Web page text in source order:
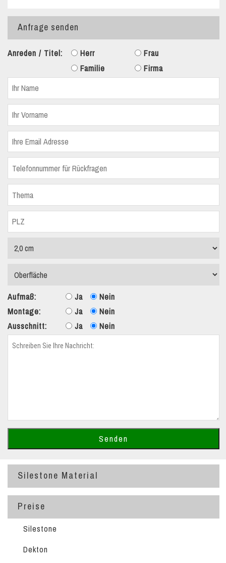
Anfrage senden
Anreden / Titel: Herr
Frau
Familie
Firma
Aufmaß: Ja
Nein
Montage:
Ja
Nein
Ausschnitt:
Ja Nein
Silestone Material
Preise
Silestone
Dekton